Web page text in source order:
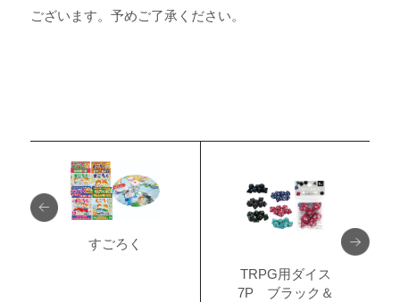
ございます。予めご了承ください。
すごろく
TRPG用ダイス
7P ブラック＆